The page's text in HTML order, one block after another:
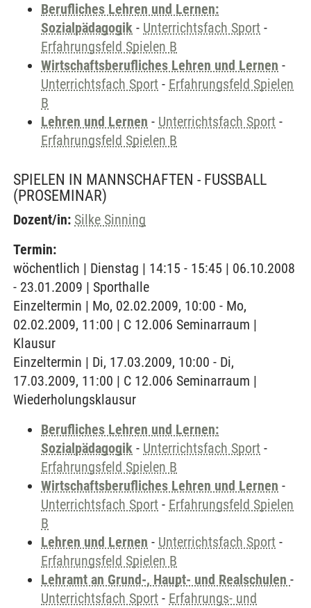
Berufliches Lehren und Lernen:
Sozialpädagogik - Unterrichtsfach Sport -
Erfahrungsfeld Spielen B
Wirtschaftsberufliches Lehren und Lernen -
Unterrichtsfach Sport - Erfahrungsfeld Spielen
B
Lehren und Lernen - Unterrichtsfach Sport -
Erfahrungsfeld Spielen B
SPIELEN IN MANNSCHAFTEN - FUSSBALL
(PROSEMINAR)
Dozent/in: Silke Sinning
Termin:
wöchentlich | Dienstag | 14:15 - 15:45 | 06.10.2008
- 23.01.2009 | Sporthalle
Einzeltermin | Mo, 02.02.2009, 10:00 - Mo,
02.02.2009, 11:00 | C 12.006 Seminarraum |
Klausur
Einzeltermin | Di, 17.03.2009, 10:00 - Di,
17.03.2009, 11:00 | C 12.006 Seminarraum |
Wiederholungsklausur
Berufliches Lehren und Lernen:
Sozialpädagogik - Unterrichtsfach Sport -
Erfahrungsfeld Spielen B
Wirtschaftsberufliches Lehren und Lernen -
Unterrichtsfach Sport - Erfahrungsfeld Spielen
B
Lehren und Lernen - Unterrichtsfach Sport -
Erfahrungsfeld Spielen B
Lehramt an Grund-, Haupt- und Realschulen -
Unterrichtsfach Sport - Erfahrungs- und